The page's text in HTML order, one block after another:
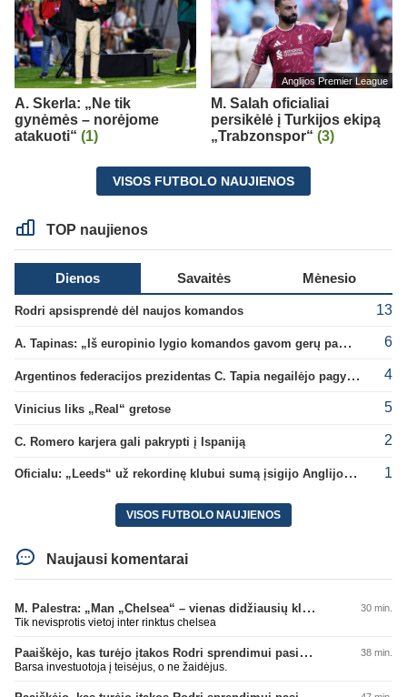
A. Skerla: „Ne tik
gynėmės – norėjome
atakuoti“ (1)
Anglijos Premier League
M. Salah oficialiai
persikėlė į Turkijos ekipą
„Trabzonspor“ (3)
VISOS FUTBOLO NAUJIENOS
TOP naujienos
Dienos Savaitės Mėnesio
Rodri apsisprendė dėl naujos komandos 13
A. Tapinas: „Iš europinio lygio komandos gavom gerų pamokų“ 6
Argentinos federacijos prezidentas C. Tapia negailėjo pagyrų G. Infantino 4
Vinicius liks „Real“ gretose 5
C. Romero karjera gali pakrypti į Ispaniją 2
Oficialu: „Leeds“ už rekordinę klubui sumą įsigijo Anglijos rinktinės vartininką 1
VISOS FUTBOLO NAUJIENOS
Naujausi komentarai
M. Palestra: „Man „Chelsea“ – vienas didžiausių klubų futbole“ 30 min.
Tik nevisprotis vietoj inter rinktus chelsea
Paaiškėjo, kas turėjo įtakos Rodri sprendimui pasirinkti Barselonos pusę 38 min.
Barsa investuotoja į teisėjus, o ne žaidėjus.